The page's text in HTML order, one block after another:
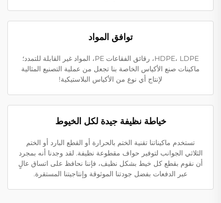
توافق المواد
HDPE، LDPE، رقائق الفقاعات PE، المواد غير القابلة للتمدد؛
ماكينات صنع الأكياس الخاصة بنا تجعل من عملية التصنيع المثالية
لإنتاج أي نوع من الأكياس البلاستيكية!
خياطة نظيفة جيدة لكل الخيوط
تستخدم ماكيناتنا تقنية الختم بالحرارة أو القطع البارد أو الختم
الثلاثي الجوانب لتوفير حواف مقطوعة نظيفة. لقد وجدنا أنه بمجرد
أن نقوم بقطع كل خيط بشكل نظيف، فإننا نحافظ على اتساق عالٍ
عبر الدفعات بفضل جودتنا الموثوقة وإنتاجيتنا المستقرة.